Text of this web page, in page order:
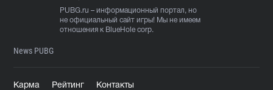
PUBG.ru – информационный портал, но
не официальный сайт игры! Мы не имеем
отношения к BlueHole corp.
News PUBG
Карма Рейтинг Контакты